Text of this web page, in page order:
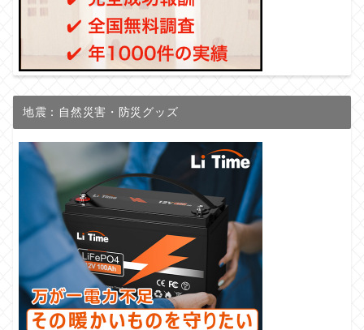
地震：自然災害・防災グッズ